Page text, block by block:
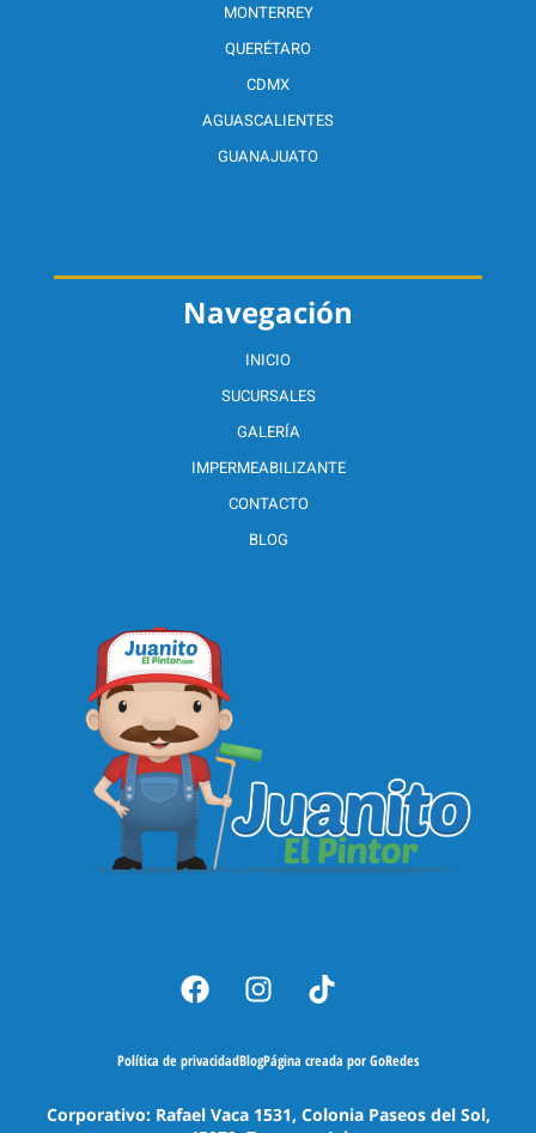
Navegación
INICIO
SUCURSALES
GALERÍA
IMPERMEABILIZANTE
CONTACTO
BLOG
MONTERREY
QUERÉTARO
CDMX
AGUASCALIENTES
GUANAJUATO
Política de privacidadBlogPágina creada por GoRedes
Corporativo: Rafael Vaca 1531, Colonia Paseos del Sol,